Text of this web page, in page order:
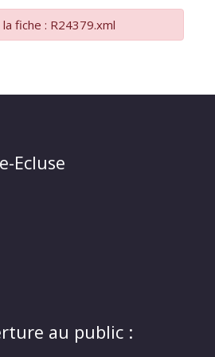
fiche : R24379.xml
Ecluse
au public :